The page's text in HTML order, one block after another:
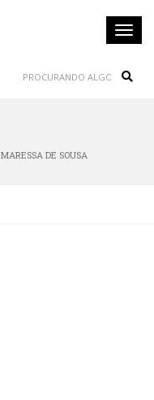
MARESSA DE SOUSA